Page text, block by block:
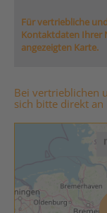
Für vertriebliche
Kontaktdaten Ihrer
angezeigten Karte.
Bei vertrieblichen
sich bitte direkt an